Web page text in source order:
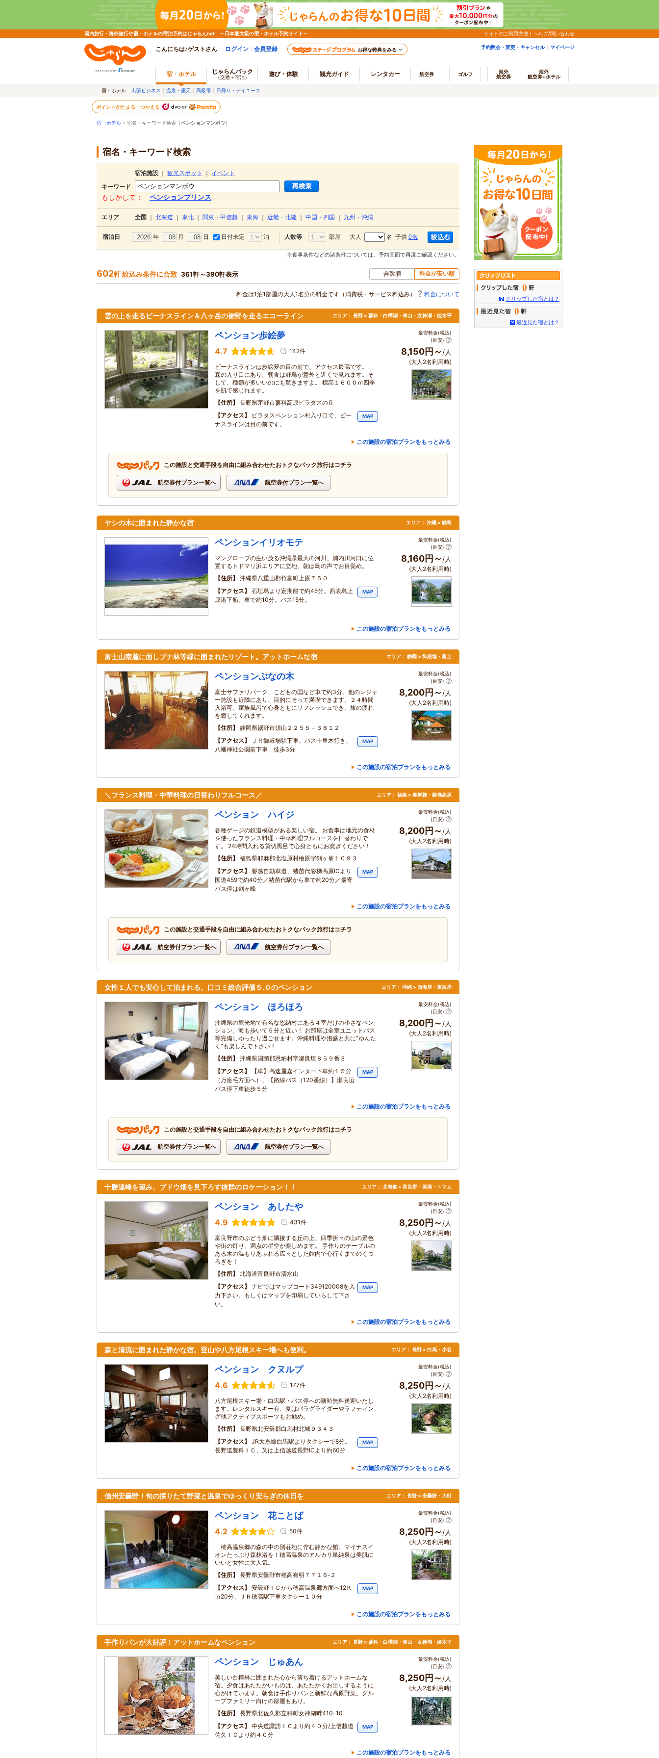
国内旅行・海外旅行や宿・ホテルの宿泊予約はじゃらんnet ～日本最大級の宿・ホテル予約サイト～ サイトのご利用方法 ヘルプ/問い合わせ
こんにちは♪ゲストさん ログイン 会員登録 お得な特典をみる 予約照会・変更・キャンセル マイページ
宿・ホテル じゃらんパック
（交通＋宿泊） 遊び・体験 観光ガイド レンタカー 航空券 ゴルフ
海外
航空券
海外
航空券+ホテル
宿・ホテル 出張ビジネス 温泉・露天 高級宿 日帰り・デイユース
ポイントがたまる・つかえる
宿・ホテル > 宿名・キーワード検索（ペンションマンボウ）
宿名・キーワード検索
宿泊施設 観光スポット
イベント
キーワード
もしかして： ペンションプリンス
エリア 全国 北海道 東北 関東・甲信越 東海 近畿・北陸 中国・四国 九州・沖縄
宿泊日 年 月 日 日付未定 泊 人数等 部屋 大人 名 子供 0名
※食事条件などの諸条件については、予約画面で再度ご確認ください。
602軒 絞込み条件に合致 361軒～390軒表示 合致順 料金が安い順
料金は1泊1部屋の大人1名分の料金です（消費税・サービス料込み） 料金について
雲の上を走るビーナスライン＆八ヶ岳の裾野を走るエコーライン エリア： 長野 > 蓼科・白樺湖・車山・女神湖・姫木平
ペンション歩絵夢
4.7 142件
ビーナスラインは歩絵夢の目の前で、アクセス最高です。
森の入り口にあり、朝食は野鳥が意外と近くで見れます。そ
して、種類が多いいのにも驚きますよ。 標高１６００ｍ四季
を肌で感じれます。
住所
長野県茅野市蓼科高原ピラタスの丘
アクセス
ピラタスペンション村入り口で、ビー
ナスラインは目の前です。
MAP
最安料金(税込)
(目安)
8,150円～ /人
(大人2名利用時)
この施設の宿泊プランをもっとみる
この施設と交通手段を自由に組み合わせたおトクなパック旅行はコチラ
航空券付プラン一覧へ 航空券付プラン一覧へ
ヤシの木に囲まれた静かな宿 エリア： 沖縄 > 離島
ペンションイリオモテ
マングローブの生い茂る沖縄県最大の河川、浦内川河口に位
置するトドマリ浜エリアに立地。朝は鳥の声でお目覚め。
住所
沖縄県八重山郡竹富町上原７５０
アクセス
石垣島より定期船で約45分。西表島上
原港下船、車で約10分。バス15分。
MAP
最安料金(税込)
(目安)
8,160円～ /人
(大人2名利用時)
この施設の宿泊プランをもっとみる
富士山南麓に面しブナ林等緑に囲まれたリゾート。アットホームな宿 エリア： 静岡 > 御殿場・富士
ペンションぶなの木
富士サファリパーク、こどもの国など車で約3分。他のレジャ
ー施設も近隣にあり、目的にそって満喫できます。２４時間
入浴可。家族風呂で心身ともにリフレッシュでき、旅の疲れ
を癒してくれます。
住所
静岡県裾野市須山２２５５－３８１２
アクセス
ＪＲ御殿場駅下車、バス十里木行き、
八幡神社公園前下車 徒歩3分
MAP
最安料金(税込)
(目安)
8,200円～ /人
(大人2名利用時)
この施設の宿泊プランをもっとみる
＼フランス料理・中華料理の日替わりフルコース／ エリア： 福島 > 裏磐梯・磐梯高原
ペンション ハイジ
各種ゲージの鉄道模型がある楽しい宿。 お食事は地元の食材
を使ったフランス料理・中華料理フルコースを日替わりで
す。 24時間入れる貸切風呂で心身ともにお寛ぎください！
住所
福島県耶麻郡北塩原村檜原字剣ヶ峯１０９３
アクセス
磐越自動車道、猪苗代磐梯高原ICより
国道459で約40分／猪苗代駅から車で約20分／最寄
バス停は剣ヶ峰
MAP
最安料金(税込)
(目安)
8,200円～ /人
(大人2名利用時)
この施設の宿泊プランをもっとみる
この施設と交通手段を自由に組み合わせたおトクなパック旅行はコチラ
航空券付プラン一覧へ 航空券付プラン一覧へ
女性１人でも安心して泊まれる。口コミ総合評価５.０のペンション エリア： 沖縄 > 西海岸・東海岸
ペンション ほろほろ
沖縄県の観光地で有名な恩納村にある４室だけの小さなペン
ション。海も歩いて５分と近い！ お部屋は全室ユニットバス
等完備しゆったり過ごせます。沖縄料理や泡盛と共に”ゆんた
く”も楽しんで下さい！
住所
沖縄県国頭郡恩納村字瀬良垣８５９番３
アクセス
【車】高速屋嘉インター下車約１５分
（万座毛方面へ）、【路線バス（120番線）】瀬良垣
バス停下車徒歩５分
MAP
最安料金(税込)
(目安)
8,200円～ /人
(大人2名利用時)
この施設の宿泊プランをもっとみる
この施設と交通手段を自由に組み合わせたおトクなパック旅行はコチラ
航空券付プラン一覧へ 航空券付プラン一覧へ
十勝連峰を望み、ブドウ畑を見下ろす抜群のロケーション！！ エリア： 北海道 > 富良野・美瑛・トマム
ペンション あしたや
4.9 431件
富良野市のぶどう畑に隣接する丘の上、四季折々の山の景色
や街の灯り、満点の星空が楽しめます。 手作りのテーブルの
ある木の温もりあふれる広々とした館内で心行くまでのくつ
ろぎを！
住所
北海道富良野市清水山
アクセス
ナビではマップコード349120008を入
力下さい。もしくはマップを印刷していらして下さ
い。
MAP
最安料金(税込)
(目安)
8,250円～/人
(大人2名利用時)
この施設の宿泊プランをもっとみる
森と清流に囲まれた静かな宿。登山や八方尾根スキー場へも便利。 エリア： 長野 > 白馬・小谷
ペンション クヌルプ
4.6 177件
八方尾根スキー場・白馬駅・バス停への随時無料送迎いたし
ます。レンタルスキー有、夏はパラグライダーやラフティン
グ他アクティブスポーツもお勧め。
住所
長野県北安曇郡白馬村北城９３４３
アクセス
JR大糸線白馬駅よりタクシーで8分。
長野道豊科ＩＣ、又は上信越道長野ICより約60分
MAP
最安料金(税込)
(目安)
8,250円～/人
(大人2名利用時)
この施設の宿泊プランをもっとみる
信州安曇野！旬の採りたて野菜と温泉でゆっくり安らぎの休日を エリア： 長野 > 安曇野・大町
ペンション 花ことば
4.2 50件
穂高温泉郷の森の中の別荘地に佇む静かな館。マイナスイ
オンたっぷり森林浴を！穂高温泉のアルカリ単純泉は美肌に
いいと女性に大人気。
住所
長野県安曇野市穂高有明７７１６‐２
アクセス
安曇野ＩＣから穂高温泉郷方面へ12Ｋ
ｍ20分、ＪＲ穂高駅下車タクシー１０分
MAP
最安料金(税込)
(目安)
8,250円～/人
(大人2名利用時)
この施設の宿泊プランをもっとみる
手作りパンが大好評！アットホームなペンション エリア： 長野 > 蓼科・白樺湖・車山・女神湖・姫木平
ペンション じゅあん
美しい白樺林に囲まれた心から落ち着けるアットホームな
宿。夕食はあたたかいものは、あたたかくお出しするように
心がけています。朝食は手作りパンと新鮮な高原野菜。グル
ープファミリー向けの部屋もあり。
住所
長野県北佐久郡立科町女神湖畔410-10
アクセス
中央道諏訪ＩＣより約４０分/上信越道
佐久ＩＣより約４０分
MAP
最安料金(税込)
(目安)
8,250円～/人
(大人2名利用時)
この施設の宿泊プランをもっとみる
0
クリップした宿とは？
0
最近見た宿とは？